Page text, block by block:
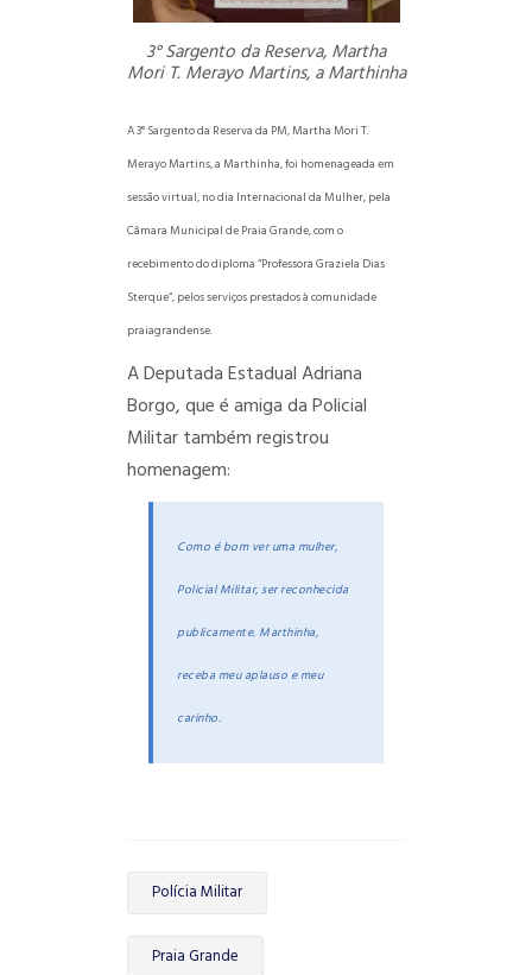
3° Sargento da Reserva, Martha
Mori T. Merayo Martins, a Marthinha
A 3° Sargento da Reserva da PM, Martha Mori T.
Merayo Martins, a Marthinha, foi homenageada em
sessão virtual, no dia Internacional da Mulher, pela
Câmara Municipal de Praia Grande, com o
recebimento do diploma “Professora Graziela Dias
Sterque”, pelos serviços prestados à comunidade
praiagrandense.
A Deputada Estadual Adriana
Borgo, que é amiga da Policial
Militar também registrou
homenagem:
Como é bom ver uma mulher,
Policial Militar, ser reconhecida
publicamente. Marthinha,
receba meu aplauso e meu
carinho.
Polícia Militar
Praia Grande